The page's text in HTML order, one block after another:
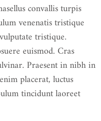
convallis turpis
venenatis tristique
tristique.
euismod. Cras
Praesent in nibh in
placerat, luctus
tincidunt laoreet